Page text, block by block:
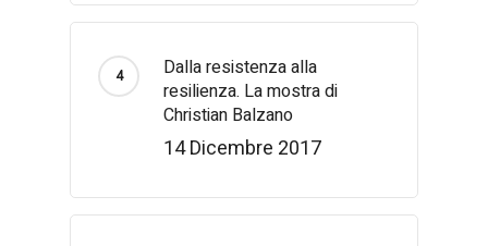
Dalla resistenza alla
resilienza. La mostra di
Christian Balzano
14 Dicembre 2017